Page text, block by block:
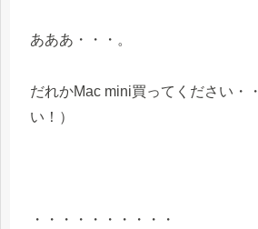
あああ・・・。
だれかMac mini買ってください・
い！）
・・・・・・・・・・